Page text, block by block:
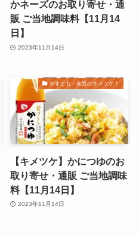
かネーズのお取り寄せ・通
販 ご当地調味料【11月14
日】
2023年11月14日
やすとも・友近のキメツケ！
【キメツケ】かにつゆのお
取り寄せ・通販 ご当地調味
料【11月14日】
2023年11月14日